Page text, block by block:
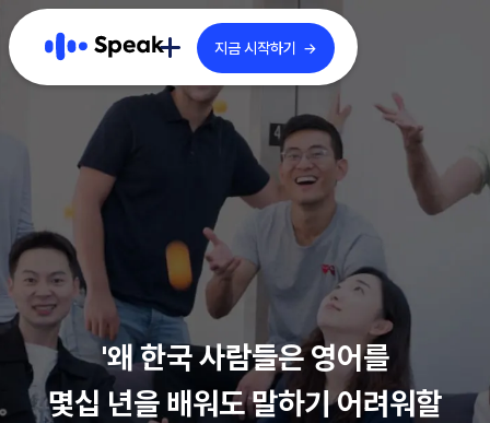
스픽: 더 알아보기
브랜드 스토리
기술/학습법
사용자 후기
채용
비즈니스/제휴
B2B 문의
B2B 블로그
스픽 파트너
지금 시작하기 →
'왜 한국 사람들은 영어를
몇십 년을 배워도 말하기 어려워할